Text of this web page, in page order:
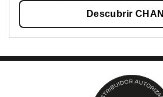
Descubrir